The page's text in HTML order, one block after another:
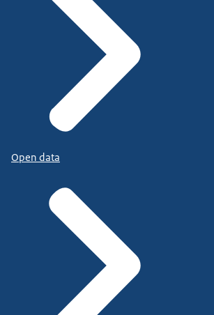
Open data